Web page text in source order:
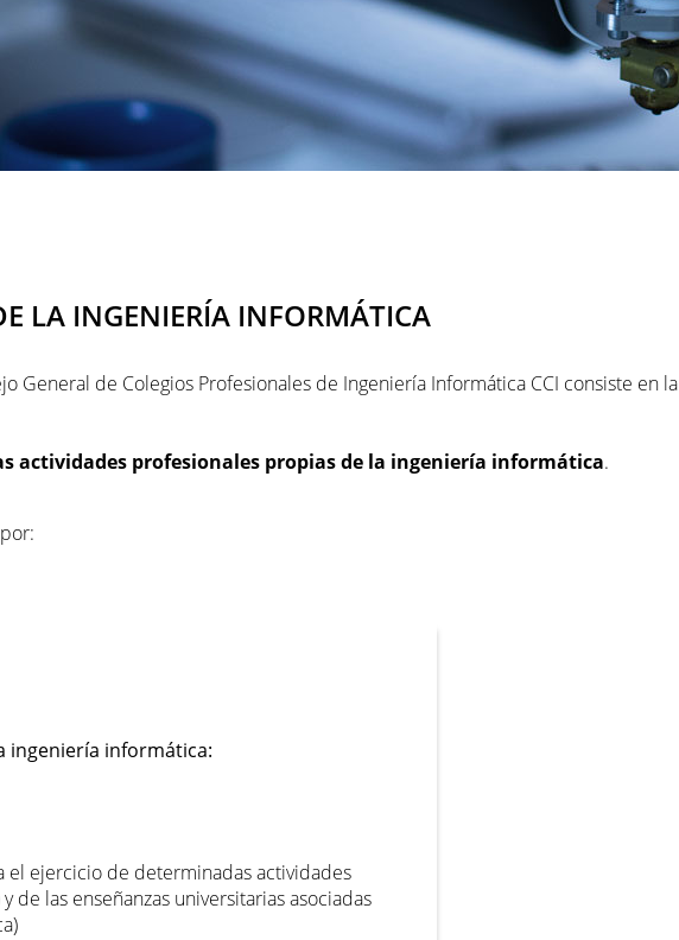
LA INGENIERÍA INFORMÁTICA
General de Colegios Profesionales de Ingeniería Informática CCI consiste en la
actividades profesionales propias de la ingeniería informática.
ingeniería informática:
el ejercicio de determinadas actividades
de las enseñanzas universitarias asociadas